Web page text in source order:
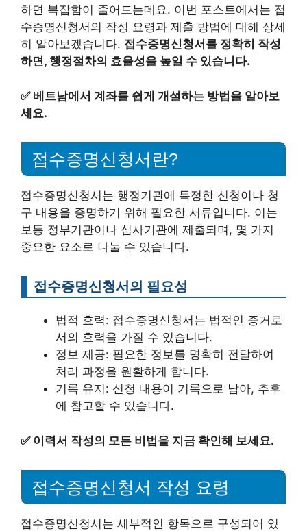
하면 복잡함이 줄어드는데요. 이번 포스트에서는 접
수증명신청서의 작성 요령과 제출 방법에 대해 상세
히 알아보겠습니다. 접수증명신청서를 정확히 작성
하면, 행정절차의 효율성을 높일 수 있습니다.
✅ 베트남에서 계좌를 쉽게 개설하는 방법을 알아보
세요.
접수증명신청서란?
접수증명신청서는 행정기관에 특정한 신청이나 청
구 내용을 증명하기 위해 필요한 서류입니다. 이는
보통 정부기관이나 심사기관에 제출되며, 몇 가지
중요한 요소로 나눌 수 있습니다.
접수증명신청서의 필요성
법적 효력: 접수증명신청서는 법적인 증거로
서의 효력을 가질 수 있습니다.
정보 제공: 필요한 정보를 명확히 전달하여
처리 과정을 원활하게 합니다.
기록 유지: 신청 내용이 기록으로 남아, 추후
에 참고할 수 있습니다.
✅ 이력서 작성의 모든 비법을 지금 확인해 보세요.
접수증명신청서 작성 요령
접수증명신청서는 세부적인 항목으로 구성되어 있